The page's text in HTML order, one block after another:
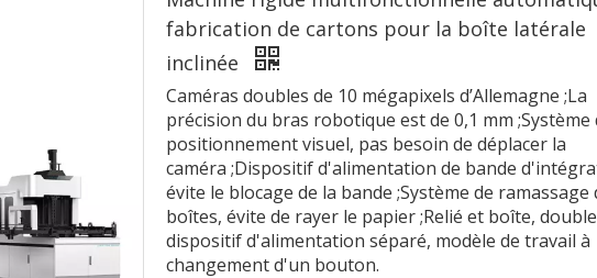
fabrication de cartons pour la boîte latérale
inclinée
Caméras doubles de 10 mégapixels d’Allemagne ;La
précision du bras robotique est de 0,1 mm ;Système
positionnement visuel, pas besoin de déplacer la
caméra ;Dispositif d'alimentation de bande
évite le blocage de la bande ;Système de ramassage
boîtes, évite de rayer le papier ;Relié et boîte, double
dispositif d'alimentation séparé, modèle de travail à
changement d'un bouton.